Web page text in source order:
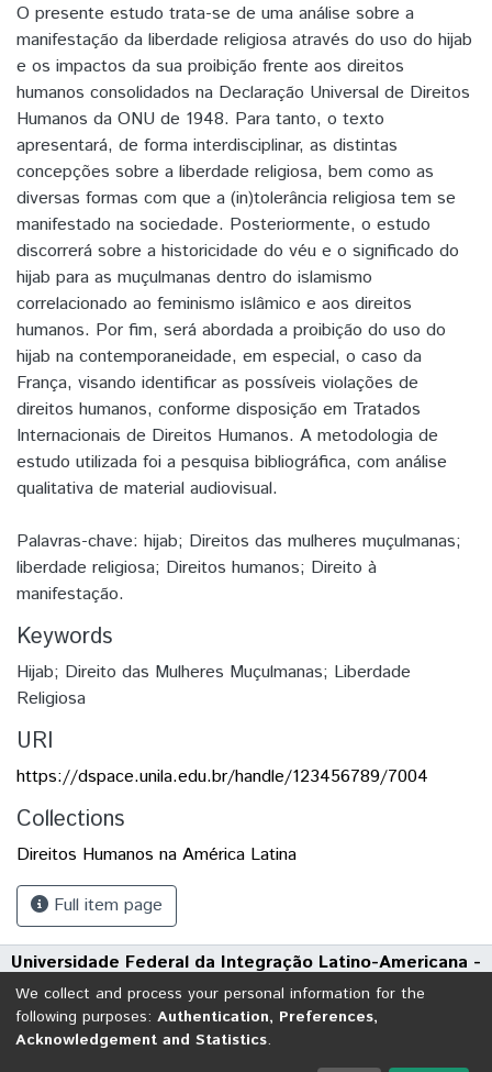
O presente estudo trata-se de uma análise sobre a
manifestação da liberdade religiosa através do uso do hijab
e os impactos da sua proibição frente aos direitos
humanos consolidados na Declaração Universal de Direitos
Humanos da ONU de 1948. Para tanto, o texto
apresentará, de forma interdisciplinar, as distintas
concepções sobre a liberdade religiosa, bem como as
diversas formas com que a (in)tolerância religiosa tem se
manifestado na sociedade. Posteriormente, o estudo
discorrerá sobre a historicidade do véu e o significado do
hijab para as muçulmanas dentro do islamismo
correlacionado ao feminismo islâmico e aos direitos
humanos. Por fim, será abordada a proibição do uso do
hijab na contemporaneidade, em especial, o caso da
França, visando identificar as possíveis violações de
direitos humanos, conforme disposição em Tratados
Internacionais de Direitos Humanos. A metodologia de
estudo utilizada foi a pesquisa bibliográfica, com análise
qualitativa de material audiovisual.
Palavras-chave: hijab; Direitos das mulheres muçulmanas;
liberdade religiosa; Direitos humanos; Direito à
manifestação.
Keywords
Hijab; Direito das Mulheres Muçulmanas; Liberdade
Religiosa
URI
https://dspace.unila.edu.br/handle/123456789/7004
Collections
Direitos Humanos na América Latina
Full item page
Universidade Federal da Integração Latino-Americana -
UNILA
Avenida Tarquínio Joslin dos Santos, 1000 - Polo Universitário
CEP: 85870-650 | Foz do Iguaçu - Paraná
We collect and process your personal information for the
following purposes: Authentication, Preferences,
Acknowledgement and Statistics.